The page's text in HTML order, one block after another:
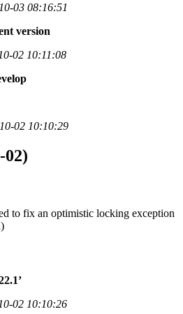
03 08:16:51
version
02 10:11:08
02 10:10:29
02)
to fix an optimistic locking exception
02 10:10:26